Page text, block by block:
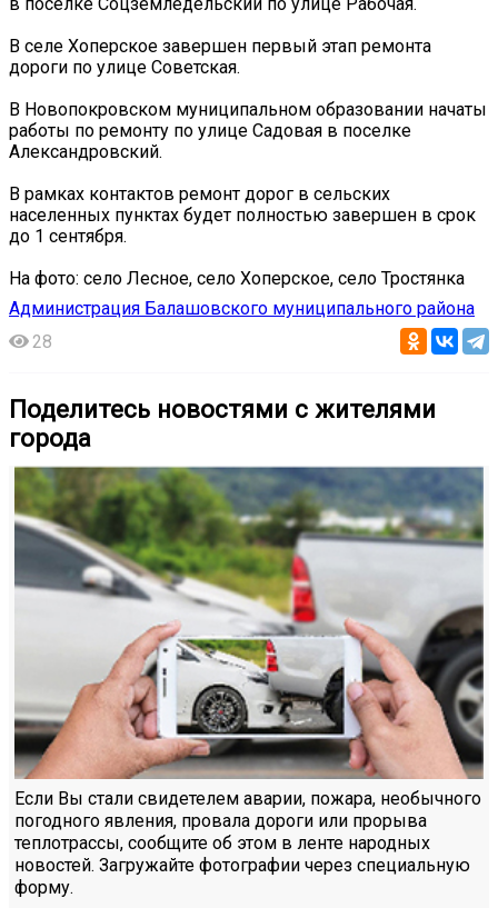
В селе Хоперское завершен первый этап ремонта
дороги по улице Советская.
В Новопокровском муниципальном образовании начаты
работы по ремонту по улице Садовая в поселке
Александровский.
В рамках контактов ремонт дорог в сельских
населенных пунктах будет полностью завершен в срок
до 1 сентября.
На фото: село Лесное, село Хоперское, село Тростянка
Администрация Балашовского муниципального района
28
Поделитесь новостями с жителями
города
Если Вы стали свидетелем аварии, пожара, необычного
погодного явления, провала дороги или прорыва
теплотрассы, сообщите об этом в ленте народных
новостей. Загружайте фотографии через специальную
форму.